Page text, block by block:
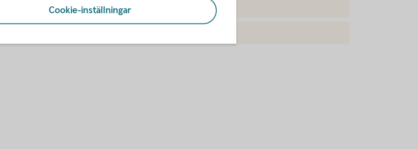
Cookie-inställningar